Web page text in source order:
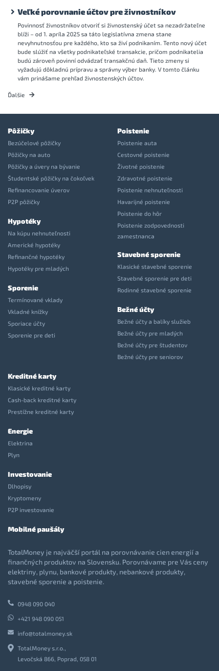
Veľké porovnanie účtov pre živnostníkov
Povinnosť živnostníkov otvoriť si živnostenský účet sa nezadržateľne
blíži – od 1. apríla 2025 sa táto legislatívna zmena stane
nevyhnutnosťou pre každého, kto sa živí podnikaním. Tento nový účet
bude slúžiť na všetky podnikateľské transakcie, pričom podnikatelia
budú zároveň povinní odvádzať transakčnú daň. Tieto zmeny si
vyžadujú dôkladnú prípravu a správny výber banky. V tomto článku
vám prinášame prehľad živnostenských účtov.
Ďalšie
Pôžičky
Bezúčelové pôžičky
Pôžičky na auto
Pôžičky a úvery na bývanie
Študentské pôžičky na čokoľvek
Refinancovanie úverov
P2P pôžičky
Hypotéky
Na kúpu nehnuteľnosti
Americké hypotéky
Refinančné hypotéky
Hypotéky pre mladých
Sporenie
Termínované vklady
Vkladné knížky
Sporiace účty
Sporenie pre deti
Poistenie
Poistenie auta
Cestovné poistenie
Životné poistenie
Zdravotné poistenie
Poistenie nehnuteľnosti
Havarijné poistenie
Poistenie do hôr
Poistenie zodpovednosti
zamestnanca
Stavebné sporenie
Klasické stavebné sporenie
Stavebné sporenie pre deti
Rodinné stavebné sporenie
Bežné účty
Bežné účty a balíky služieb
Bežné účty pre mladých
Bežné účty pre študentov
Bežné účty pre seniorov
Kreditné karty
Klasické kreditné karty
Cash-back kreditné karty
Prestížne kreditné karty
Energie
Elektrina
Plyn
Investovanie
Dlhopisy
Kryptomeny
P2P investovanie
Mobilné paušály
TotalMoney je najväčší portál na porovnávanie cien energií a
finančných produktov na Slovensku. Porovnávame pre Vás ceny
elektriny, plynu, bankové produkty, nebankové produkty,
stavebné sporenie a poistenie.
0948 090 040
+421 948 090 051
info@totalmoney.sk
TotalMoney s.r.o.,
Levočská 866, Poprad, 058 01